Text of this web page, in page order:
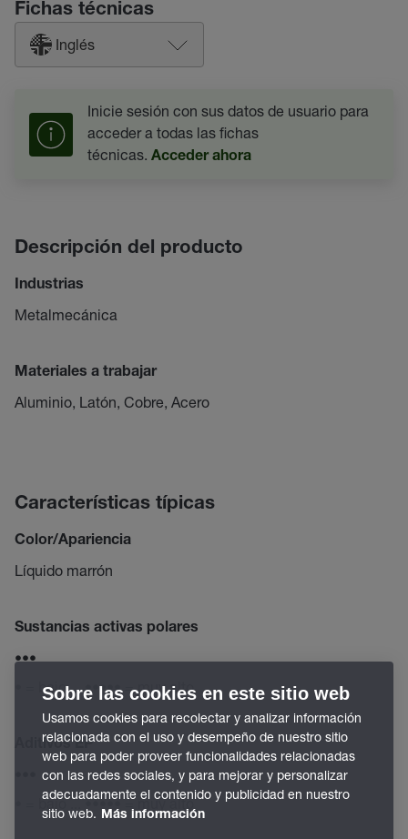
Fichas técnicas
Inglés
Inicie sesión con sus datos de usuario para
acceder a todas las fichas
técnicas. Acceder ahora
Descripción del producto
Industrias
Metalmecánica
Materiales a trabajar
Aluminio, Latón, Cobre, Acero
Características típicas
Color/Apariencia
Líquido marrón
Sustancias activas polares
•••
• = bajo ... ••••• = muy alto
Aditivos EP
• = bajo ... ••••• = muy alto
Sobre las cookies en este sitio web
Usamos cookies para recolectar y analizar información
relacionada con el uso y desempeño de nuestro sitio
web para poder proveer funcionalidades relacionadas
con las redes sociales, y para mejorar y personalizar
adecuadamente el contenido y publicidad en nuestro
sitio web. Más información